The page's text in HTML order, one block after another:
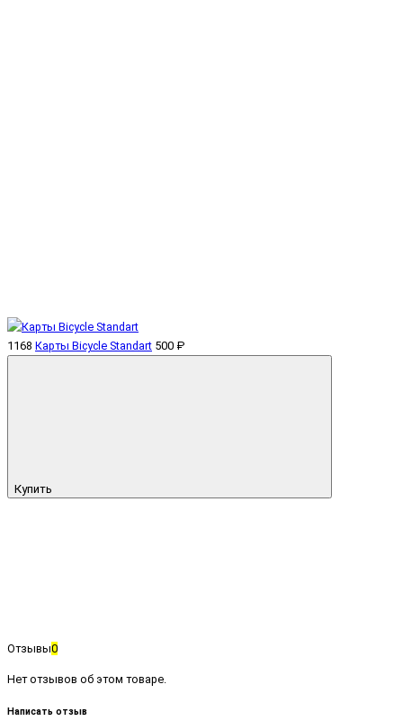
1168 Карты Bicycle Standart 500 ₽
Купить
Отзывы0
Нет отзывов об этом товаре.
Написать отзыв